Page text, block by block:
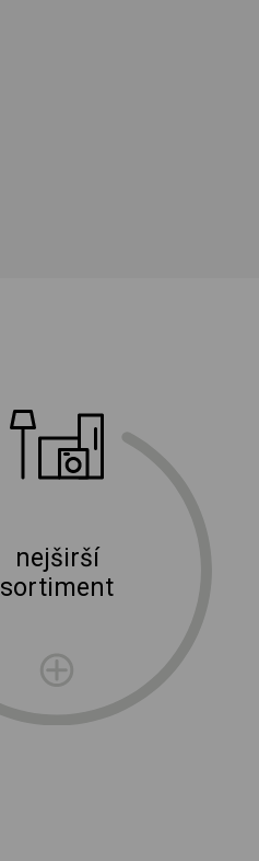
nejširší
sortiment